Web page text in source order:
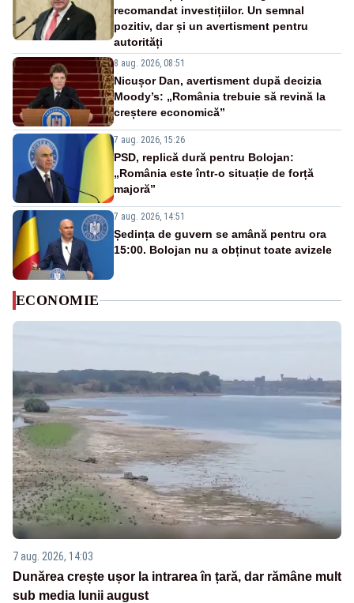
recomandat investițiilor. Un semnal
pozitiv, dar și un avertisment pentru
autorități
8 aug. 2026, 08:51
Nicușor Dan, avertisment după decizia
Moody’s: „România trebuie să revină la
creștere economică”
7 aug. 2026, 15:26
PSD, replică dură pentru Bolojan:
„România este într-o situație de forță
majoră”
7 aug. 2026, 14:51
Ședința de guvern se amână pentru ora
15:00. Bolojan nu a obținut toate avizele
ECONOMIE
7 aug. 2026, 14:03
Dunărea crește ușor la intrarea în țară, dar rămâne mult
sub media lunii august